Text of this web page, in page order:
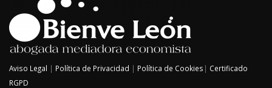
Aviso Legal | Política de Privacidad | Política de Cookies | Certificado
RGPD